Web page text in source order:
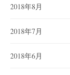
2018年8月
2018年7月
2018年6月